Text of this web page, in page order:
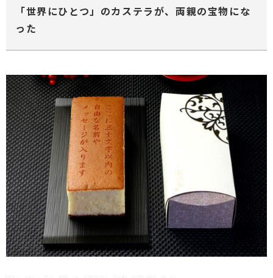
「世界にひとつ」のカステラが、両親の宝物にな
った